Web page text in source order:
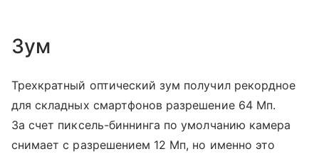
Зум
Трехкратный оптический зум получил рекордное
для складных смартфонов разрешение 64 Мп.
За счет пиксель-биннинга по умолчанию камера
снимает с разрешением 12 Мп, но именно это